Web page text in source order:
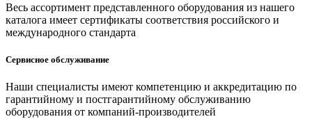
Весь ассортимент представленного оборудования из нашего
каталога имеет сертификаты соответствия российского и
международного стандарта
Сервисное обслуживание
Наши специалисты имеют компетенцию и аккредитацию по
гарантийному и постгарантийному обслуживанию
оборудования от компаний-производителей